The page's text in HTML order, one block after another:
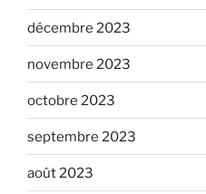
décembre 2023
novembre 2023
octobre 2023
septembre 2023
août 2023